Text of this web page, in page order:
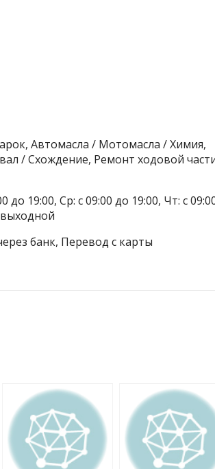
Автомасла / Мотомасла / Химия,
/ Схождение, Ремонт ходовой
до 19:00, Ср: с 09:00 до 19:00, Чт: с
выходной
банк, Перевод с карты